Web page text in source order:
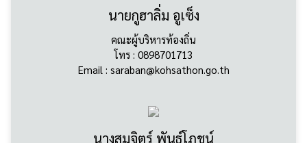
Email : saraban@kohsathon.go.th
นางสมจิตร์ พันธ์โภชน์
โทร : 073-581020
Email : saraban@kohsathon.go.th